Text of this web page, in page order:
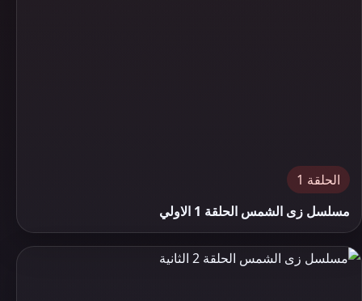
الحلقة 1
مسلسل زى الشمس الحلقة 1 الاولي